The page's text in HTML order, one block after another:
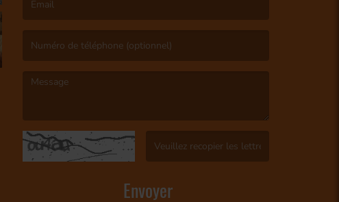
Envoyer